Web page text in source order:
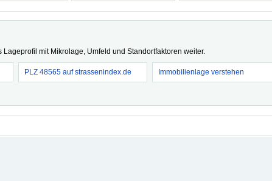
mit Mikrolage, Umfeld und Standortfaktoren weiter.
PLZ 48565 auf strassenindex.de Immobilienlage verstehen